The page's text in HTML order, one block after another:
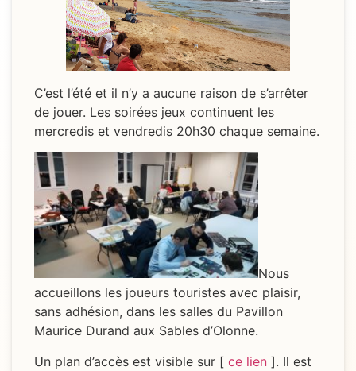
C’est l’été et il n’y a aucune raison de s’arrêter
de jouer. Les soirées jeux continuent les
mercredis et vendredis 20h30 chaque semaine.
Nous
accueillons les joueurs touristes avec plaisir,
sans adhésion, dans les salles du Pavillon
Maurice Durand aux Sables d’Olonne.
Un plan d’accès est visible sur [ ce lien ]. Il est